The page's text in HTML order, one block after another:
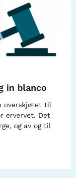
in blanco
overskjøtet til
ervervet. Det
og av og til